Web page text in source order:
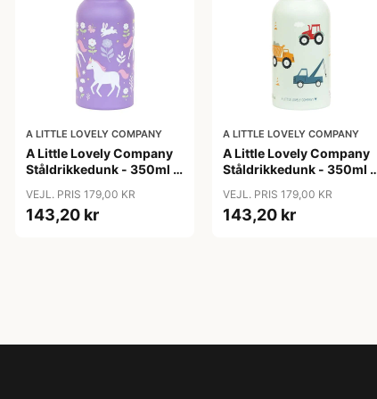
A LITTLE LOVELY COMPANY
A Little Lovely Company
Ståldrikkedunk - 350ml -
VEJL. PRIS 179,00 KR
143,20 kr
A LITTLE LOVELY COMPANY
A Little Lovely Company
Ståldrikkedunk - 350ml -
VEJL. PRIS 179,00 KR
143,20 kr